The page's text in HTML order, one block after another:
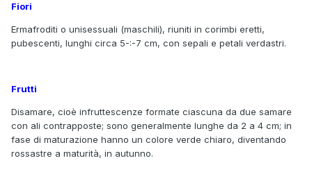
Fiori
Ermafroditi o unisessuali (maschili), riuniti in corimbi eretti,
pubescenti, lunghi circa 5-:-7 cm, con sepali e petali verdastri.
Frutti
Disamare, cioè infruttescenze formate ciascuna da due samare
con ali contrapposte; sono generalmente lunghe da 2 a 4 cm; in
fase di maturazione hanno un colore verde chiaro, diventando
rossastre a maturità, in autunno.